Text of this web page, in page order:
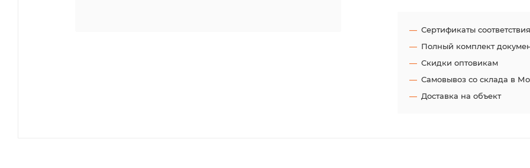
Сертификаты соответствия
Полный комплект
Скидки оптовикам
Самовывоз со склада в
Доставка на объект